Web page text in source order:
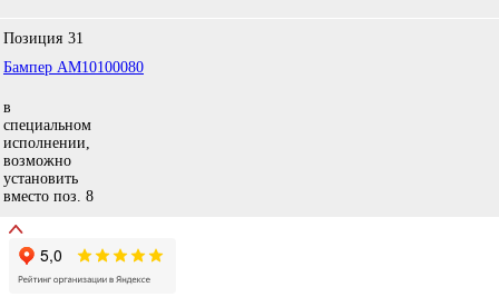
Позиция 31
Бампер AM10100080
в
специальном
исполнении,
возможно
установить
вместо поз. 8